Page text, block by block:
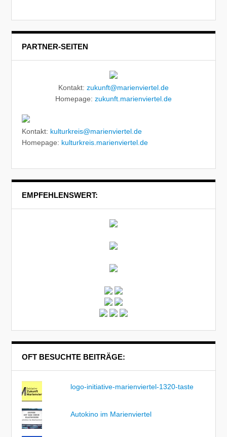
PARTNER-SEITEN
Kontakt: zukunft@marienviertel.de
Homepage: zukunft.marienviertel.de
Kontakt: kulturkreis@marienviertel.de
Homepage: kulturkreis.marienviertel.de
EMPFEHLENSWERT:
OFT BESUCHTE BEITRÄGE:
logo-initiative-marienviertel-1320-taste
Autokino im Marienviertel